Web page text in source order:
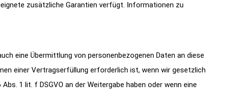
zusätzliche Garantien verfügt. Informationen zu
eine Übermittlung von personenbezogenen Daten an diese
einer Vertragserfüllung erforderlich ist, wenn wir gesetzlich
1 lit. f DSGVO an der Weitergabe haben oder wenn eine